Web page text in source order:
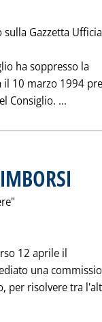
Gazzetta
ha soppresso la
10 marzo 1994
Consiglio. ...
12 aprile il
una
per risolvere tra